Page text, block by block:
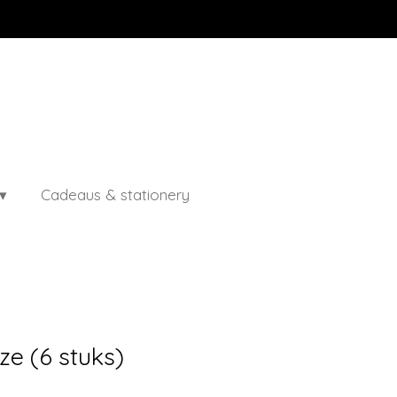
Cadeaus & stationery
(6 stuks)